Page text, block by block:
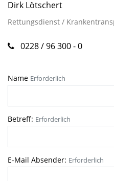
Dirk Lötschert
Rettungsdienst /
0228 / 96 300 - 0
Name Erforderlich
Betreff: Erforderlich
E-Mail Absender: Erforderlich